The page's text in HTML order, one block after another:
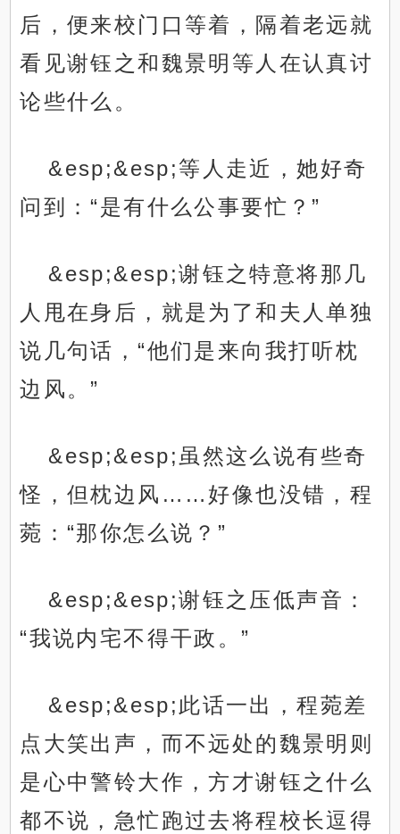
后，便来校门口等着，隔着老远就
看见谢钰之和魏景明等人在认真讨
论些什么。
&esp;&esp;等人走近，她好奇
问到：“是有什么公事要忙？”
&esp;&esp;谢钰之特意将那几
人甩在身后，就是为了和夫人单独
说几句话，“他们是来向我打听枕
边风。”
&esp;&esp;虽然这么说有些奇
怪，但枕边风……好像也没错，程
菀：“那你怎么说？”
&esp;&esp;谢钰之压低声音：
“我说内宅不得干政。”
&esp;&esp;此话一出，程菀差
点大笑出声，而不远处的魏景明则
是心中警铃大作，方才谢钰之什么
都不说，急忙跑过去将程校长逗得